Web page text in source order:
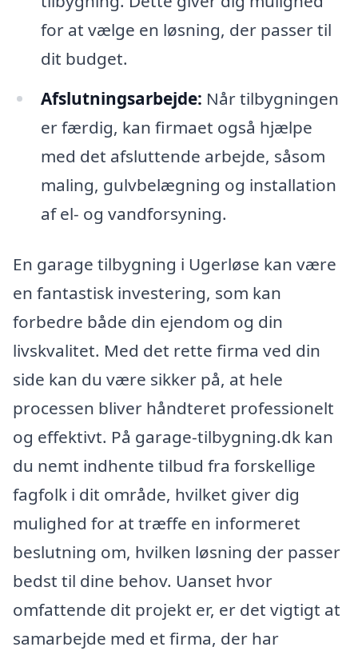
for at vælge en løsning, der passer til
dit budget.
Afslutningsarbejde: Når tilbygningen
er færdig, kan firmaet også hjælpe
med det afsluttende arbejde, såsom
maling, gulvbelægning og installation
af el- og vandforsyning.
En garage tilbygning i Ugerløse kan være
en fantastisk investering, som kan
forbedre både din ejendom og din
livskvalitet. Med det rette firma ved din
side kan du være sikker på, at hele
processen bliver håndteret professionelt
og effektivt. På garage-tilbygning.dk kan
du nemt indhente tilbud fra forskellige
fagfolk i dit område, hvilket giver dig
mulighed for at træffe en informeret
beslutning om, hvilken løsning der passer
bedst til dine behov. Uanset hvor
omfattende dit projekt er, er det vigtigt at
samarbejde med et firma, der har